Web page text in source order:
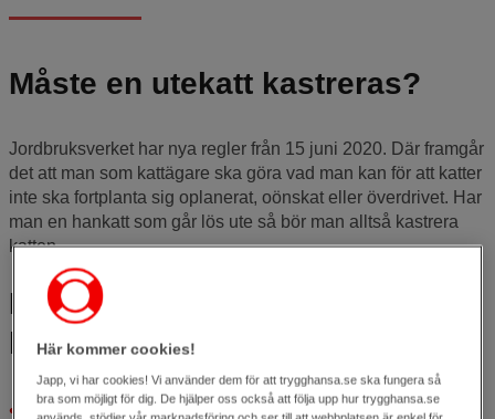
Måste en utekatt kastreras?
Jordbruksverket har nya regler från 15 juni 2020. Där framgår
det att man som kattägare ska göra vad man kan för att katter
inte ska fortplanta sig oplanerat, oönskat eller överdrivet. Har
man en hankatt som går lös ute så bör man alltså kastrera
katten.
Fördelar med att kastrera
hankatt
En kastrerad hankatt blir lugnare och mer harmonisk.
Här kommer cookies!
Japp, vi har cookies! Vi använder dem för att trygghansa.se ska fungera så
bra som möjligt för dig. De hjälper oss också att följa upp hur trygghansa.se